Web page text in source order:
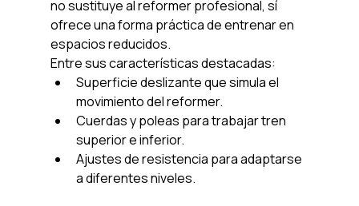
no sustituye al reformer profesional, sí
ofrece una forma práctica de entrenar en
espacios reducidos.
Entre sus características destacadas:
Superficie deslizante que simula el
movimiento del reformer.
Cuerdas y poleas para trabajar tren
superior e inferior.
Ajustes de resistencia para adaptarse
a diferentes niveles.